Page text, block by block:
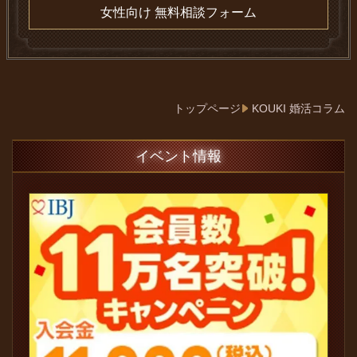
女性向け 無料相談フォーム
トップページ KOUKI 婚活コラム
イベント情報